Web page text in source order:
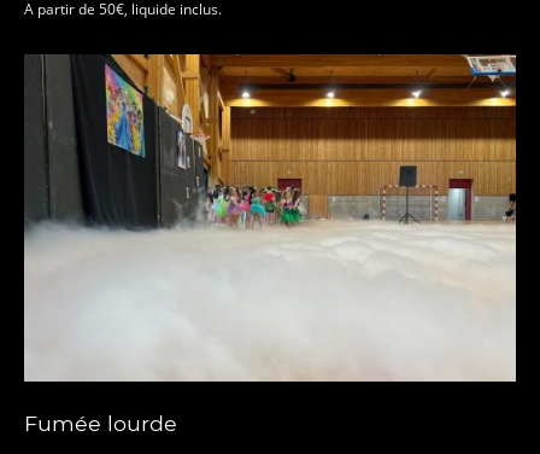
A partir de 50€, liquide inclus.
Fumée lourde